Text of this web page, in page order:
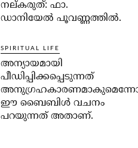
നല്കരുത്: ഫാ.
ഡാനിയേല്‍ പൂവണ്ണത്തില്‍.
SPIRITUAL LIFE
അന്യായമായി
പീഡിപ്പിക്കപ്പെടുന്നത്
ഈ ബൈബിള്‍ വചനം
പറയുന്നത് അതാണ്.